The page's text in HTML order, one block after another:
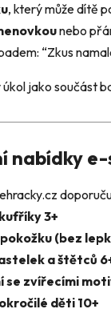
, který může dítě
nebo
“Zkus
jako součást
nabídky e-
3+
(bez
a štětců
se zvířecími
děti 10+